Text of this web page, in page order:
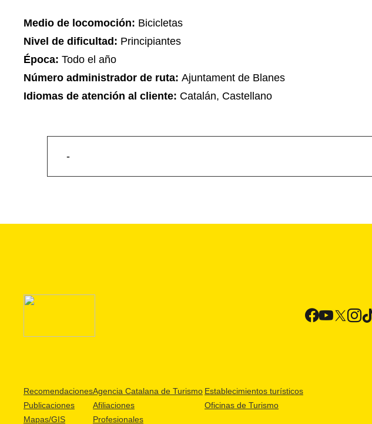
Medio de locomoción: Bicicletas
Nivel de dificultad: Principiantes
Época: Todo el año
Número administrador de ruta: Ajuntament de Blanes
Idiomas de atención al cliente: Catalán, Castellano
-
Recomendaciones
Publicaciones
Mapas/GIS
Agencia Catalana de Turismo
Afiliaciones
Profesionales
Establecimientos turísticos
Oficinas de Turismo